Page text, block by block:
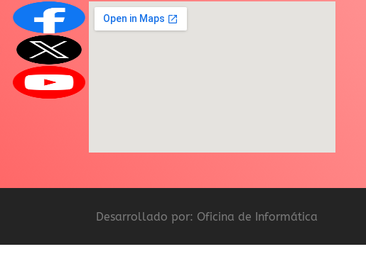
Desarrollado por: Oficina de Informática